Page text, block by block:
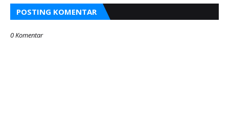
POSTING KOMENTAR
0 Komentar